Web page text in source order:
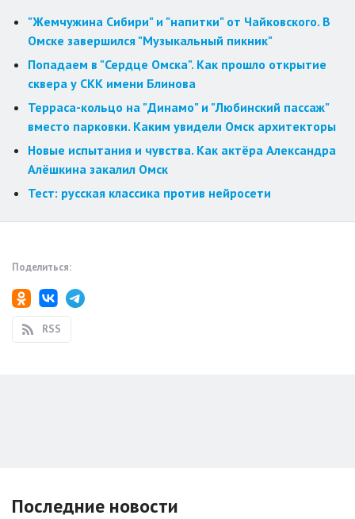
"Жемчужина Сибири" и "напитки" от Чайковского. В
Омске завершился "Музыкальный пикник"
Попадаем в "Сердце Омска". Как прошло открытие
сквера у СКК имени Блинова
Терраса-кольцо на "Динамо" и "Любинский пассаж"
вместо парковки. Каким увидели Омск архитекторы
Новые испытания и чувства. Как актёра Александра
Алёшкина закалил Омск
Тест: русская классика против нейросети
Поделиться:
RSS
Последние новости